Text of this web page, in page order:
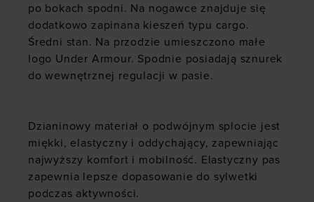
po bokach spodni. Na nogawce znajduje się
dodatkowo zapinana kieszeń typu cargo.
Średni stan. Na przodzie umieszczono małe
logo Under Armour. Spodnie posiadają sznurek
do wewnętrznej regulacji w pasie.
Dzianinowy materiał o podwójnym splocie jest
miękki, elastyczny i oddychający, zapewniając
najwyższy komfort i mobilność. Elastyczny pas
zapewnia lepsze dopasowanie do sylwetki
podczas aktywności.